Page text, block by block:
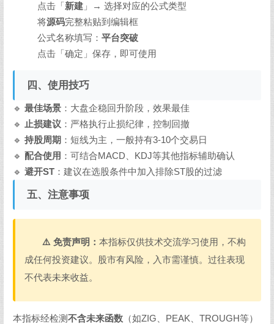
点击「新建 」→ 选择对应的公式类型
将源码完整粘贴到编辑框
公式名称填写： 平台突破
点击「确定」保存，即可使用
四、使用技巧
🔹 最佳场景 ：大盘企稳回升阶段，效果最佳
🔹
止损建议 ：严格执行止损纪律，控制回撤
🔹 持股周期 ：短线为主，一般持有3-10个交易日
🔹 配合使用 ：可结合MACD、KDJ等其他指标辅助确认
🔹 避开ST ：建议在选股条件中加入排除ST股的过滤
五、注意事项
⚠️ 免责声明：本指标仅供技术交流学习使用，不构
成任何投资建议。股市有风险，入市需谨慎。过往表现
不代表未来收益。
本指标经检测不含未来函数 （如ZIG、PEAK、TROUGH等）